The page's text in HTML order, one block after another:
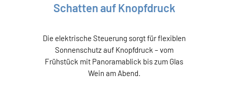
Schatten auf Knopfdruck
Die elektrische Steuerung sorgt für flexiblen
Sonnenschutz auf Knopfdruck – vom
Frühstück mit Panoramablick bis zum Glas
Wein am Abend.